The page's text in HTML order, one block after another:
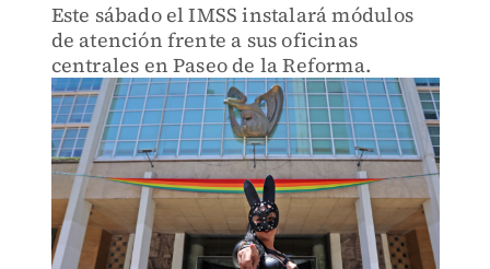
Este sábado el IMSS instalará módulos
de atención frente a sus oficinas
centrales en Paseo de la Reforma.